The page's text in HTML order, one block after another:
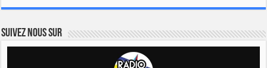
Suivez nous sur